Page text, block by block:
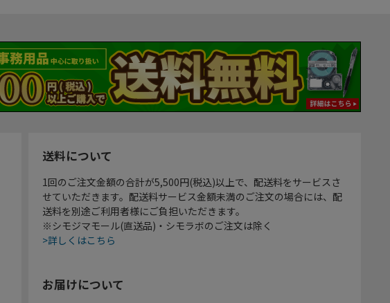
送料について
1回のご注文金額の合計が5,500円(税込)以上で、配送料をサービスさ
せていただきます。配送料サービス金額未満のご注文の場合には、配
送料を別途ご利用者様にご負担いただきます。
※シモジマモール(直送品)・シモラボのご注文は除く
>詳しくはこちら
お届けについて